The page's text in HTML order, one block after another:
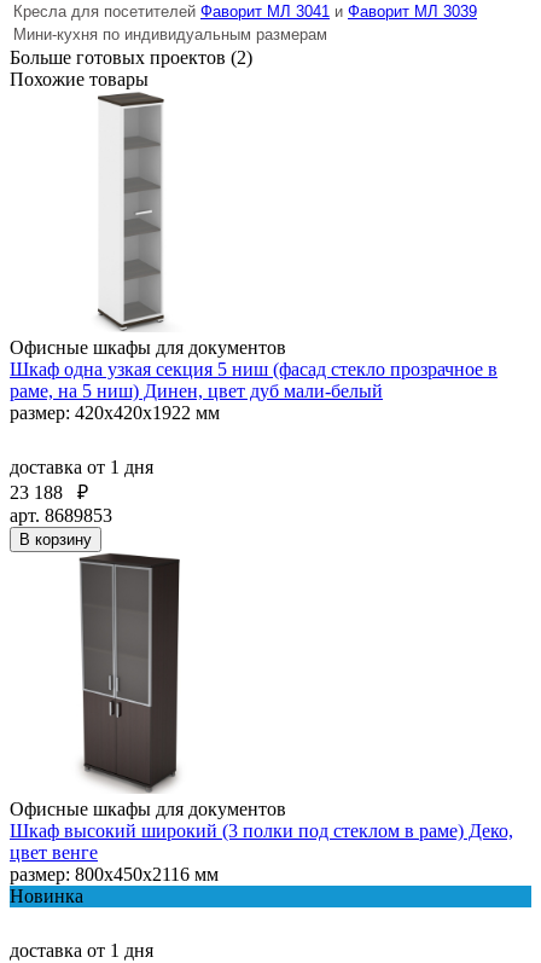
Кресла для посетителей Фаворит МЛ 3041 и Фаворит МЛ 3039
Мини-кухня по индивидуальным размерам
Больше готовых проектов (2)
Похожие товары
Офисные шкафы для документов
Шкаф одна узкая секция 5 ниш (фасад стекло прозрачное в
раме, на 5 ниш) Динен, цвет дуб мали-белый
размер: 420х420х1922 мм
доставка от 1 дня
23 188
₽
арт. 8689853
В корзину
Офисные шкафы для документов
Шкаф высокий широкий (3 полки под стеклом в раме) Деко,
цвет венге
размер: 800х450х2116 мм
Новинка
доставка от 1 дня